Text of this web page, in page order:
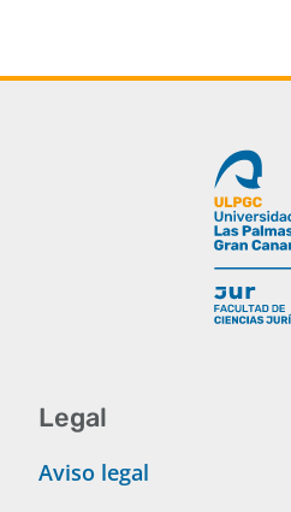
Legal
Aviso legal